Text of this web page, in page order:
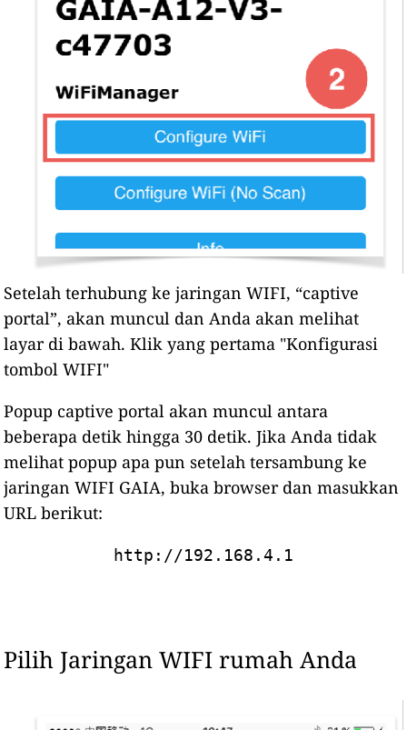
Setelah terhubung ke jaringan WIFI, “captive
portal”, akan muncul dan Anda akan melihat
layar di bawah. Klik yang pertama "Konfigurasi
tombol WIFI"
Popup captive portal akan muncul antara
beberapa detik hingga 30 detik. Jika Anda tidak
melihat popup apa pun setelah tersambung ke
jaringan WIFI GAIA, buka browser dan masukkan
URL berikut:
http://192.168.4.1
Pilih Jaringan WIFI rumah Anda